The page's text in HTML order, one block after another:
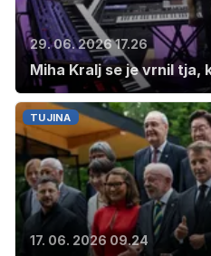
29. 06. 2026 17.26
Miha Kralj se je vrnil tja,
TUJINA
17. 06. 2026 09.24